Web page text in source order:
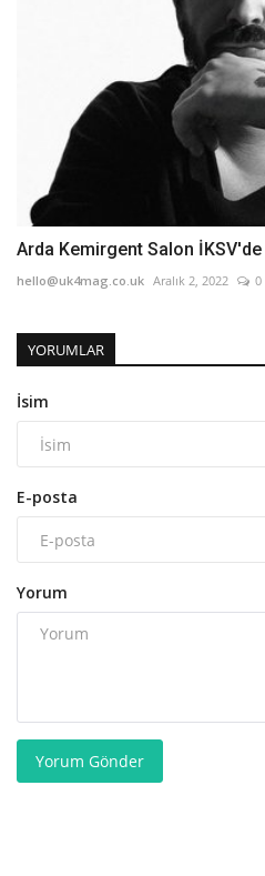
Arda Kemirgent Salon İKSV'de
hello@uk4mag.co.uk Aralık 2, 2022 0
YORUMLAR
İsim
E-posta
Yorum
Yorum Gönder